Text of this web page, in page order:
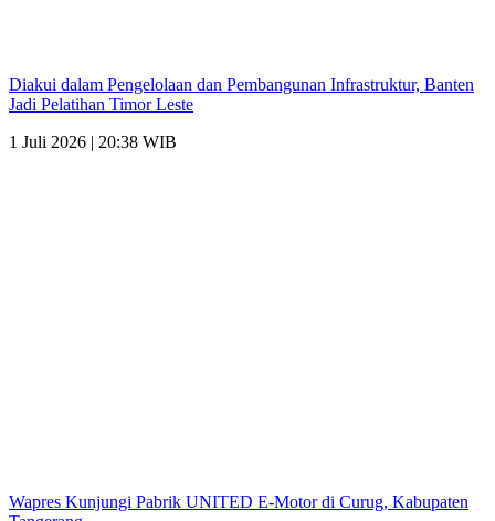
Diakui dalam Pengelolaan dan Pembangunan Infrastruktur, Banten
Jadi Pelatihan Timor Leste
1 Juli 2026 | 20:38 WIB
Wapres Kunjungi Pabrik UNITED E-Motor di Curug, Kabupaten